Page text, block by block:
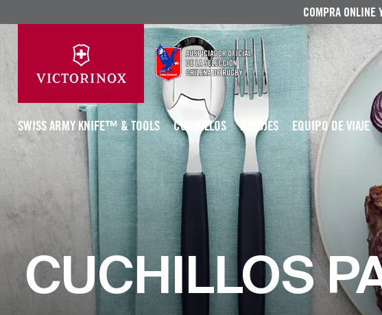
COMPRA ONLINE
SWISS ARMY KNIFE™ & TOOLS CUCHILLOS RELOJES EQUIPO DE VIAJE
CUCHILLOS